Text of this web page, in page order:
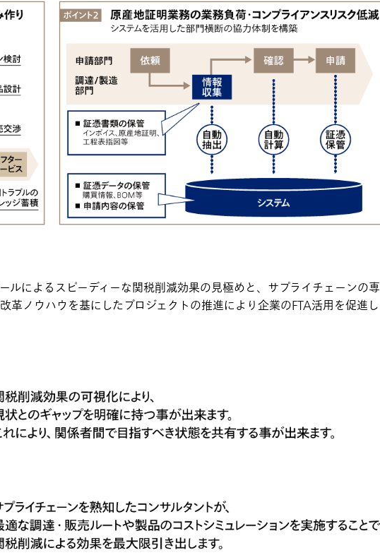
ルによるスピーディーな関税削減効果の見極めと、サプライチェーンの専
革ノウハウを基にしたプロジェクトの推進により企業のFTA活用を促進し